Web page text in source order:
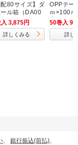
配80サイズ】ダ
ル箱（DA00
3,875円
詳しくみる
OPPテー
ｍ×100ｍ
中梱包用
m厚）
50巻入
詳し
銀行振込(前払)